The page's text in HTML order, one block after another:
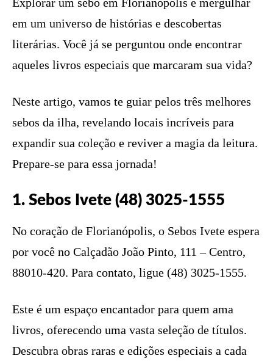
em um universo de histórias e descobertas
literárias. Você já se perguntou onde encontrar
aqueles livros especiais que marcaram sua vida?
Neste artigo, vamos te guiar pelos três melhores
sebos da ilha, revelando locais incríveis para
expandir sua coleção e reviver a magia da leitura.
Prepare-se para essa jornada!
1. Sebos Ivete (48) 3025-1555
No coração de Florianópolis, o Sebos Ivete espera
por você no Calçadão João Pinto, 111 – Centro,
88010-420. Para contato, ligue (48) 3025-1555.
Este é um espaço encantador para quem ama
livros, oferecendo uma vasta seleção de títulos.
Descubra obras raras e edições especiais a cada